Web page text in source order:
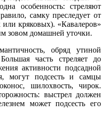
особенность: стреляют
самку преследует от
или кряковых). «Кавалеров»
зовом домашней уточки.
обряд утиной
часть стреляет до
активности подсадной
могут подсесть и самцы
шилохвость, чирок.
выстрел должен
может подсесть его